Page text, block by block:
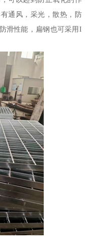
通风，采光，散热，防
滑性能，扁钢也可采用I